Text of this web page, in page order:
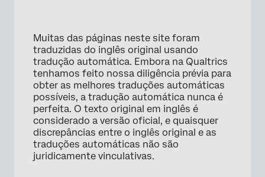
×
Muitas das páginas neste site foram
traduzidas do inglês original usando
tradução automática. Embora na Qualtrics
tenhamos feito nossa diligência prévia para
obter as melhores traduções automáticas
possíveis, a tradução automática nunca é
perfeita. O texto original em inglês é
considerado a versão oficial, e quaisquer
discrepâncias entre o inglês original e as
traduções automáticas não são
juridicamente vinculativas.